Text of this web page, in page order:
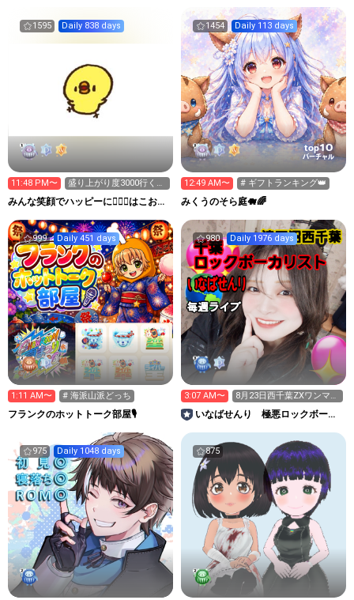
1595 Daily 838 days
11:48 PM〜
盛り上がり度3000行くか
力尽きるまで٩(>ω<*
みんな笑顔でハッピーに🐕‍🦺😇はこお
1454 Daily 113 days
top10
バーチャル
12:49 AM〜 # ギフトランキング👑
みくうのそら庭🐗🌈
999 Daily 451 days
1:11 AM〜 # 海派山派どっち
フランクのホットトーク部屋🎙
980 Daily 1976 days
3:07 AM〜
8月23日西千葉ZXワンマン
ライブ生バンドあり
いなばせんり 極悪ロックボーカ
975 Daily 1048 days 875